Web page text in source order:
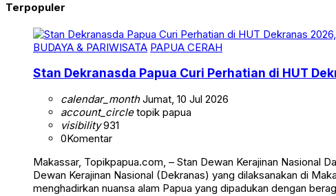
Terpopuler
BUDAYA & PARIWISATA PAPUA CERAH
Stan Dekranasda Papua Curi Perhatian di HUT
calendar_monthJumat, 10 Jul 2026
account_circletopik papua
visibility931
0Komentar
Makassar, Topikpapua.com, – Stan Dewan Kerajinan Nasional
Dewan Kerajinan Nasional (Dekranas) yang dilaksanakan di
menghadirkan nuansa alam Papua yang dipadukan dengan